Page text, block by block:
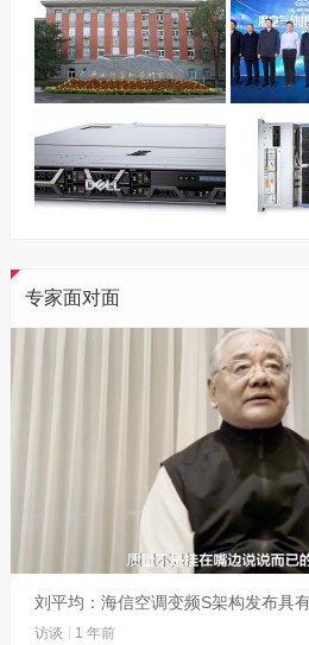
专家面对面
刘平均：海信空调变频S架构发布具
访谈 1 年前